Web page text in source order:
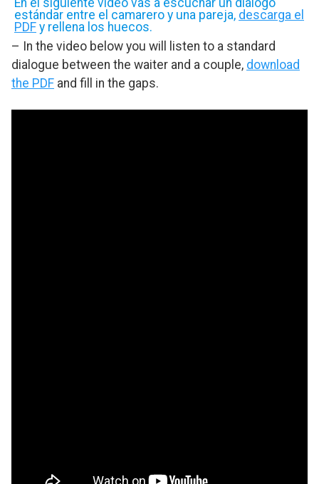
estándar entre el camarero y una pareja, descarga el
PDF y rellena los huecos.
– In the video below you will listen to a standard
dialogue between the waiter and a couple, download
the PDF and fill in the gaps.